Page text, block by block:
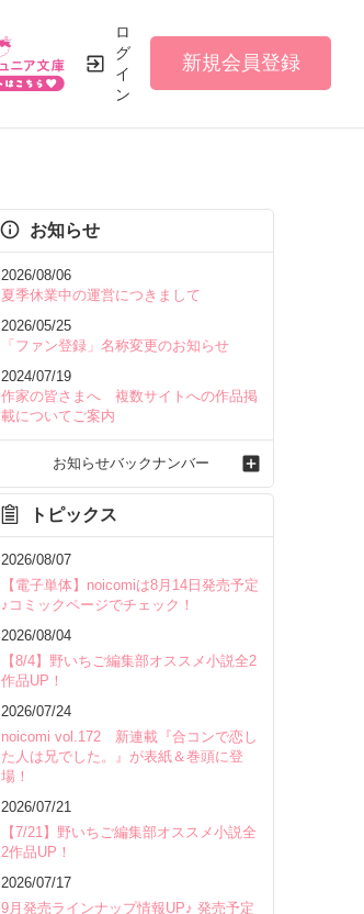
ロ
グ
イ
ン
新規会員登録
お知らせ
2026/08/06
夏季休業中の運営につきまして
2026/05/25
「ファン登録」名称変更のお知らせ
2024/07/19
作家の皆さまへ 複数サイトへの作品掲
載についてご案内
お知らせバックナンバー
トピックス
2026/08/07
【電子単体】noicomiは8月14日発売予定
♪コミックページでチェック！
2026/08/04
【8/4】野いちご編集部オススメ小説全2
作品UP！
2026/07/24
noicomi vol.172 新連載『合コンで恋し
た人は兄でした。』が表紙＆巻頭に登
場！
2026/07/21
【7/21】野いちご編集部オススメ小説全
2作品UP！
2026/07/17
9月発売ラインナップ情報UP♪ 発売予定